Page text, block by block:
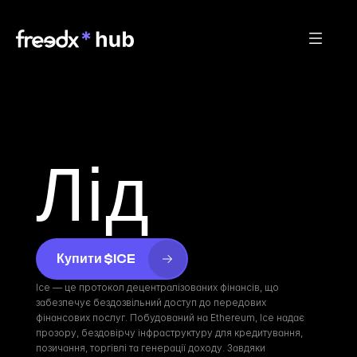
Лід
Купити $ICE
Ice — це протокол децентралізованих фінансів, що
забезпечує бездозвільний доступ до передових
фінансових послуг. Побудований на Ethereum, Ice надає
прозору, бездовірчу інфраструктуру для кредитування,
позичання, торгівлі та генерації доходу. Завдяки